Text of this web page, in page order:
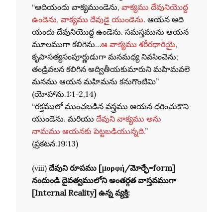
“ఆదియందు వాక్యముండెను, వాక్యము దేవునియొద్ద
ఉండెను, వాక్యము దేవుడై యుండెను. ఆయన ఆది
యందు దేవునియొద్ద ఉండెను. సమస్తమును ఆయన
మూలముగా కలిగెను…ఆ వాక్యము శరీరధారియై,
కృపాసత్యసంపూర్ణుడుగా మనమధ్య నివసించెను;
తండ్రివలన కలిగిన అద్వితీయకుమారుని మహిమవలె
మనము ఆయన మహిమను కనుగొంటిమి”
(యోహాను.1:1-2,14)
“రక్తములో ముంచబడిన వస్త్రము ఆయన ధరించుకొని
యుండెను. మరియు దేవుని వాక్యము అను
నామము ఆయనకు పెట్టబడియున్నది.”
(ప్రకటన.19:13)
(viii) దేవుని రూపము [μορφή/మోర్ఫే=form]
నందుండి దైవత్వములోని అంతర్గత వాస్తవముగా
[Internal Reality] ఉన్న వ్యక్తి: